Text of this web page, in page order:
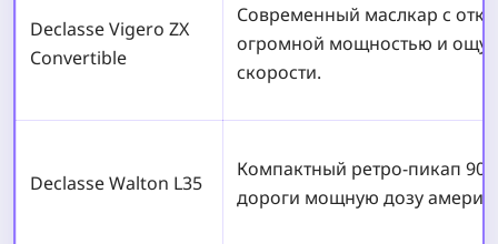
Declasse Vigero ZX
Convertible
Современный маслкар с
огромной мощностью и
скорости.
Declasse Walton L35
Компактный ретро-пикап
дороги мощную дозу